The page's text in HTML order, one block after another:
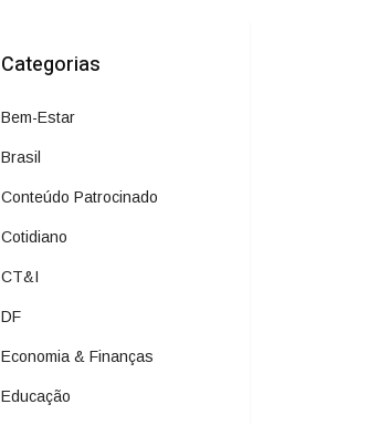
Categorias
Bem-Estar
Brasil
Conteúdo Patrocinado
Cotidiano
CT&I
DF
Economia & Finanças
Educação